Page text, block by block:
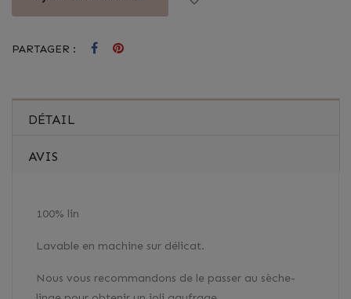
PARTAGER :
DÉTAIL
AVIS
100% lin
Lavable en machine sur délicat.
Nous vous recommandons de le passer au sèche-